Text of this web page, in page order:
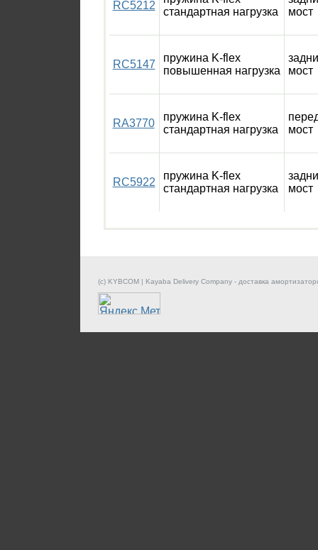
RC5212
стандартная нагрузка
мост
RC5147
пружина K-flex
повышенная нагрузка
мост
RA3770
пружина K-flex
стандартная нагрузка
мост
RC5922
пружина K-flex
стандартная нагрузка
мост
(c) KYBCOM | Kayaba Delivery Company - доставка